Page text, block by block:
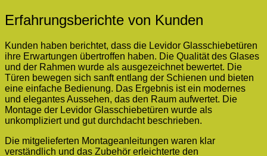
Erfahrungsberichte von Kunden
Kunden haben berichtet, dass die Levidor Glasschiebetüren
ihre Erwartungen übertroffen haben. Die Qualität des Glases
und der Rahmen wurde als ausgezeichnet bewertet. Die
Türen bewegen sich sanft entlang der Schienen und bieten
eine einfache Bedienung. Das Ergebnis ist ein modernes
und elegantes Aussehen, das den Raum aufwertet. Die
Montage der Levidor Glasschiebetüren wurde als
unkompliziert und gut durchdacht beschrieben.
Die mitgelieferten Montageanleitungen waren klar
verständlich und das Zubehör erleichterte den